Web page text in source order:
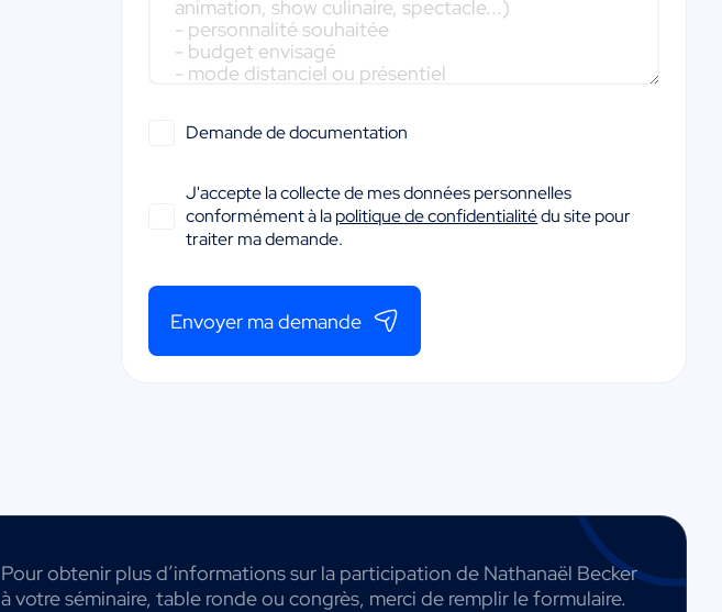
Demande de documentation
J'accepte la collecte de mes données personnelles
conformément à lapolitique de confidentialitédu site pour
traiter ma demande.
Envoyer ma demande
Pour obtenir plus d’informations sur la participation de Nathanaël Becker
à votre séminaire, table ronde ou congrès, merci de remplir le formulaire.